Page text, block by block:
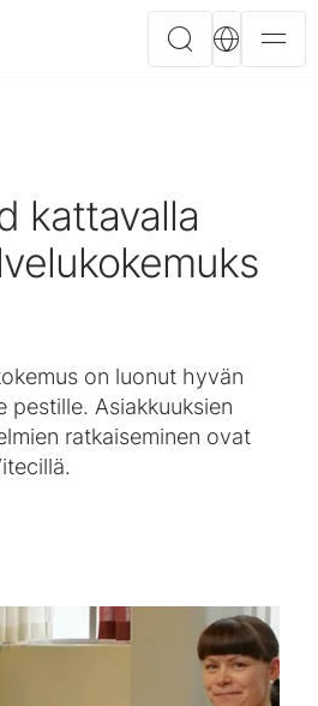
kattavalla
on luonut hyvän
pestille. Asiakkuuksien
ratkaiseminen ovat